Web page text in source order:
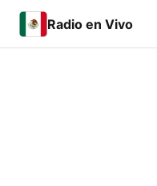
Radio en Vivo